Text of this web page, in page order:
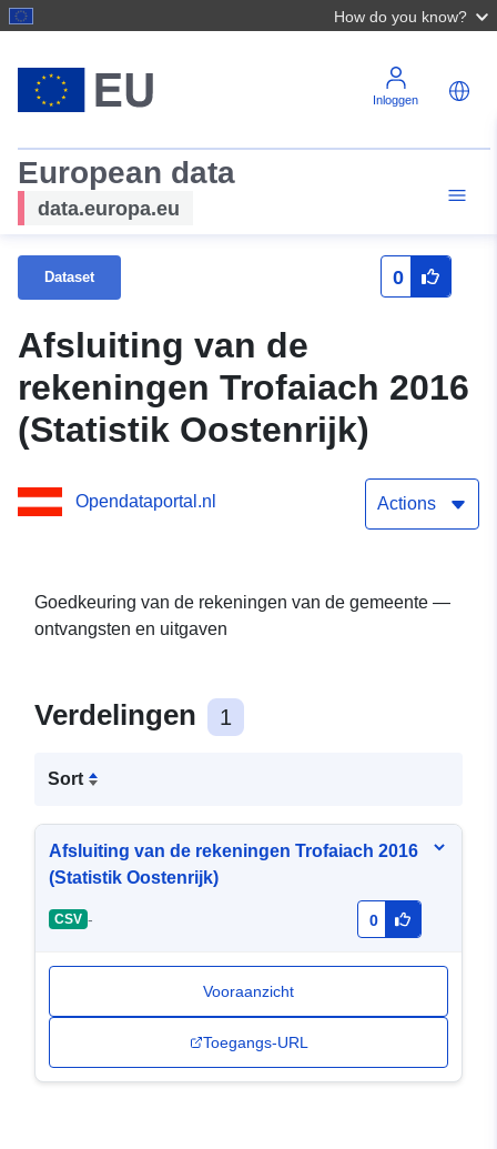
How do you know?
Inloggen
European data
data.europa.eu
Dataset 0
Afsluiting van de
rekeningen Trofaiach 2016
(Statistik Oostenrijk)
Opendataportal.nl Actions
Goedkeuring van de rekeningen van de gemeente —
ontvangsten en uitgaven
Verdelingen 1
Sort
Afsluiting van de rekeningen Trofaiach 2016
(Statistik Oostenrijk)
CSV - 0
Vooraanzicht
Toegangs-URL